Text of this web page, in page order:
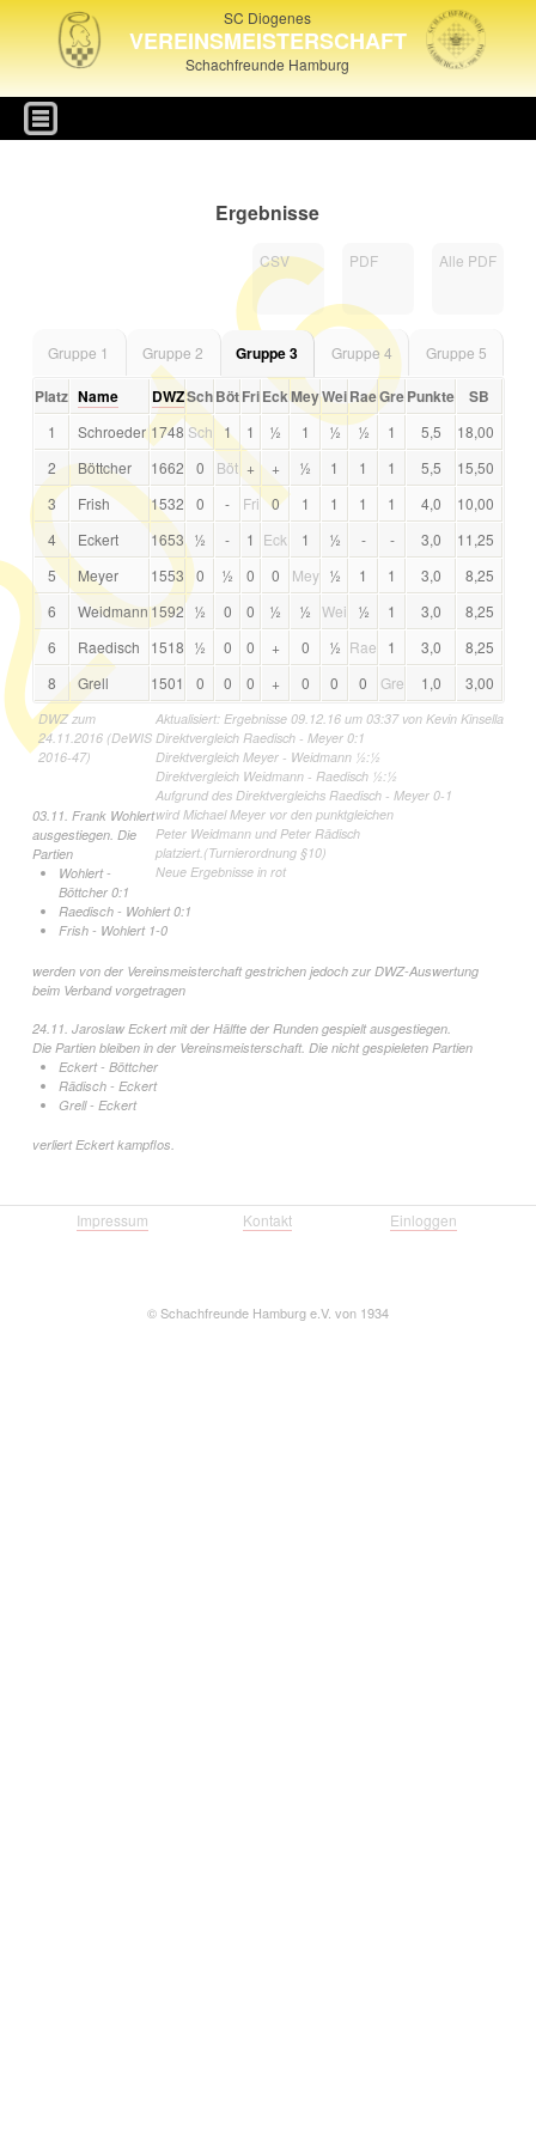
SC Diogenes
VEREINSMEISTERSCHAFT
Schachfreunde Hamburg
Ergebnisse
CSV PDF Alle PDF
Gruppe 1 Gruppe 2 Gruppe 3 Gruppe 4 Gruppe 5
Platz Name DWZSchBötFriEckMeyWeiRaeGrePunkte SB
1 Schroeder 1748 Sch 1 1 ½ 1 ½ ½ 1 5,5
18,00
2
Böttcher 1662 0 Böt + + ½ 1 1 1 5,5
15,50
3
Frish 1532 0 - Fri 0 1 1 1 1 4,0
10,00
4
Eckert 1653 ½ - 1 Eck 1 ½ - - 3,0
11,25
5
Meyer 1553 0 ½ 0 0 Mey ½ 1 1 3,0
8,25
6
Weidmann 1592 ½ 0 0 ½ ½ Wei ½ 1 3,0
8,25
6
Raedisch 1518 ½ 0 0 + 0 ½ Rae 1 3,0
8,25
8
Grell 1501 0 0 0 + 0 0 0 Gre 1,0 3,00
Aktualisiert: Ergebnisse 09.12.16 um 03:37 von Kevin Kinsella
Direktvergleich Raedisch - Meyer 0:1
Direktvergleich Meyer - Weidmann ½:½
Direktvergleich Weidmann - Raedisch ½:½
Aufgrund des Direktvergleichs Raedisch - Meyer 0-1
wird Michael Meyer vor den punktgleichen
Peter Weidmann und Peter Rädisch
platziert.(Turnierordnung §10)
Neue Ergebnisse in rot
DWZ zum
24.11.2016 (DeWIS
2016-47)
03.11. Frank Wohlert
ausgestiegen. Die
Partien
Wohlert -
Böttcher 0:1
Raedisch - Wohlert 0:1
Frish - Wohlert 1-0
werden von der Vereinsmeisterchaft gestrichen jedoch zur DWZ-Auswertung
beim Verband vorgetragen
24.11. Jaroslaw Eckert mit der Hälfte der Runden gespielt ausgestiegen.
Die Partien bleiben in der Vereinsmeisterschaft. Die nicht gespieleten Partien
Eckert - Böttcher
Rädisch - Eckert
Grell - Eckert
verliert Eckert kampflos.
Impressum Kontakt Einloggen
©Schachfreunde Hamburg e.V. von 1934